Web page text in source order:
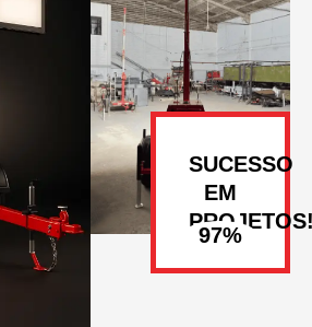
SUCESSO
EM